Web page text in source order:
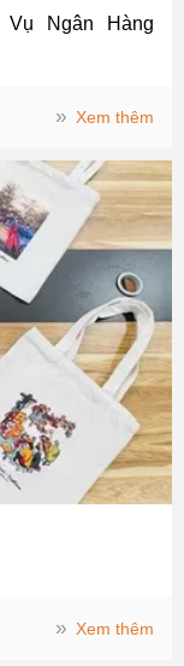
Ngân Hàng
›› Xem thêm
›› Xem thêm